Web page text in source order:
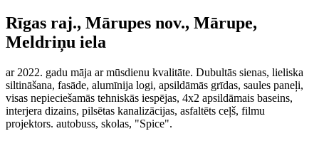
Rīgas raj., Mārupes nov., Mārupe,
Meldriņu iela
ar 2022. gadu māja ar mūsdienu kvalitāte. Dubultās sienas, lieliska
siltināšana, fasāde, alumīnija logi, apsildāmās grīdas, saules paneļi,
visas nepieciešamās tehniskās iespējas, 4x2 apsildāmais baseins,
interjera dizains, pilsētas kanalizācijas, asfaltēts ceļš, filmu
projektors. autobuss, skolas, "Spice".